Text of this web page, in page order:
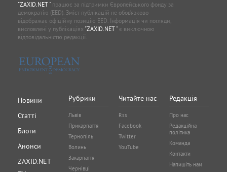
"ZAXID.NET "працює за підтримки Європейського фонду за
демократію (EED). Зміст публікацій не обов’язково
відображає офіційну позицію EED. Інформація чи погляди,
висловлені у публікаціях "ZAXID.NET "є виключною
відповідальністю редакції.
Новини
Статті
Блоги
Анонси
ZAXID.NET
Рубрики
Львів
Прикарпаття
Тернопіль
Волинь
Закарпаття
Чернівці
Читайте нас
Rss
Facebook
Twitter
YouTube
Редакція
Про нас
Редакційна
політика
Команда
Контакти
Напишіть нам